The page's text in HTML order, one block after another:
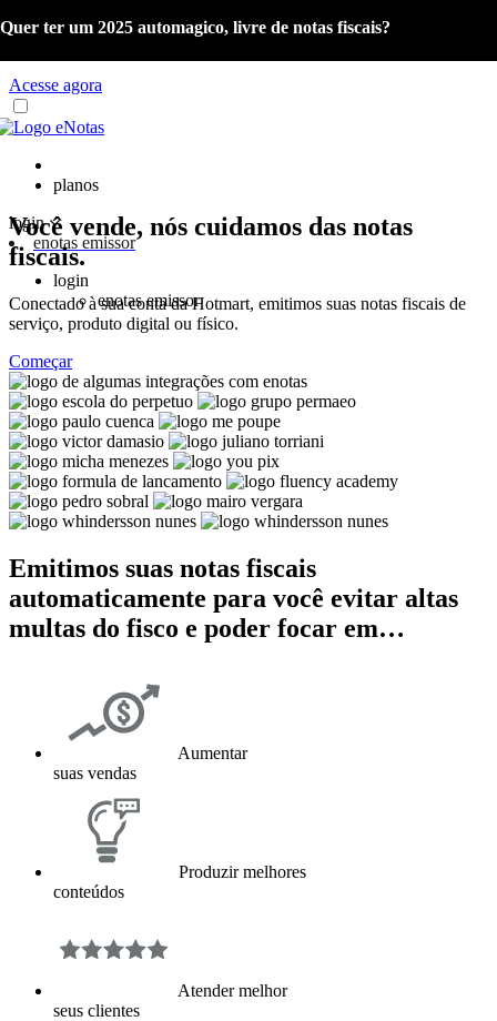
Já é cliente eNotas? Acesse o material com as orientações sobre a
Acesse agora
Quer ter um 2025 automagico, livre de notas fiscais?
planos
login
enotas emissor
login
enotas emissor
Você vende, nós cuidamos das notas
fiscais.
Conectado à sua conta da Hotmart, emitimos suas notas fiscais de
serviço, produto digital ou físico.
Começar
Emitimos suas notas fiscais
automaticamente para você evitar altas
multas do fisco e poder focar em…
Aumentar
suas vendas
Produzir melhores
conteúdos
Atender melhor
seus clientes